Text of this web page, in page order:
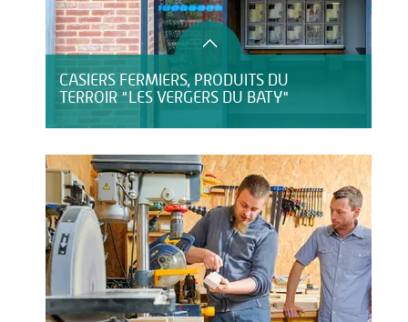
CASIERS FERMIERS, PRODUITS DU
TERROIR "LES VERGERS DU BATY"